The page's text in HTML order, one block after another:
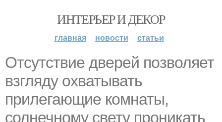
ИНТЕРЬЕР И ДЕКОР
главная новости статьи
Отсутствие дверей позволяет
взгляду охватывать
прилегающие комнаты,
солнечному свету проникать